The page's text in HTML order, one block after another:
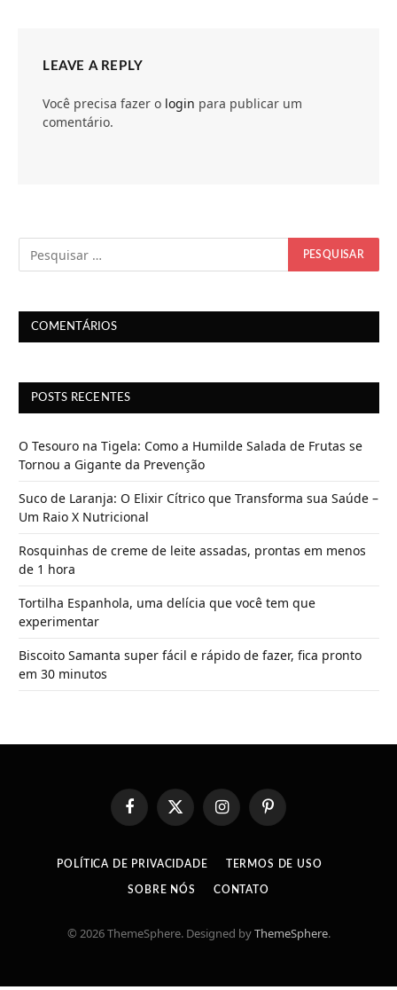
LEAVE A REPLY
Você precisa fazer o login para publicar um
comentário.
COMENTÁRIOS
POSTS RECENTES
O Tesouro na Tigela: Como a Humilde Salada de Frutas se
Tornou a Gigante da Prevenção
Suco de Laranja: O Elixir Cítrico que Transforma sua Saúde –
Um Raio X Nutricional
Rosquinhas de creme de leite assadas, prontas em menos
de 1 hora
Tortilha Espanhola, uma delícia que você tem que
experimentar
Biscoito Samanta super fácil e rápido de fazer, fica pronto
em 30 minutos
FacebookX
(Twitter)
InstagramPinterest
POLÍTICA DE PRIVACIDADE TERMOS DE USO
SOBRE NÓS CONTATO
© 2026 ThemeSphere. Designed byThemeSphere.